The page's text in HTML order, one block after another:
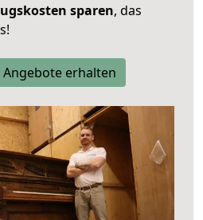
sparen, das
Angebote erhalten